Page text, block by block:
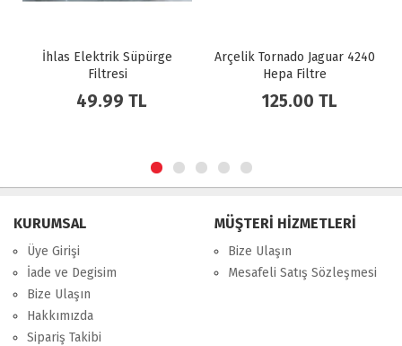
İhlas Elektrik Süpürge
Filtresi
49.99 TL
Arçelik Tornado Jaguar 4240
Hepa Filtre
125.00 TL
KURUMSAL
Üye Girişi
İade ve Degisim
Bize Ulaşın
Hakkımızda
Sipariş Takibi
MÜŞTERİ HİZMETLERİ
Bize Ulaşın
Mesafeli Satış Sözleşmesi